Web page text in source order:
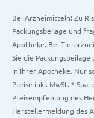
Bei Arzneimitteln: Zu
Packungsbeilage und
Apotheke. Bei
Sie die
in Ihrer Apotheke. Nur
Preise inkl. MwSt. *
Preisempfehlung des
Herstellermeldung des